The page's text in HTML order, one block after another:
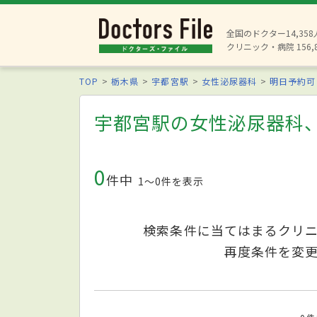
全国のドクター14,358
クリニック・病院
TOP 栃木県 宇都宮駅 女性泌尿器科 明日予約可
宇都宮駅の女性泌尿器科
0件中 1〜0件を表示
検索条件に当てはまるクリ
再度条件を変